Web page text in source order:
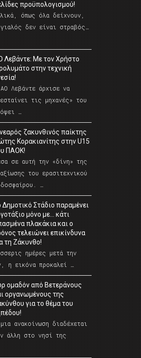
προϋπολογισμού!
όπως όλα δείχνουν,
δεν είναι στραβός…
Λεβάντε: Με τον Χρήστο
στην τεχνική
Λεβάντε άρχισε να
τις μηχανές» του
…
ζακυνθινός παίκτης
Κορακιανίτης στην U15
ΠΑΟΚ!
σε αυτή την «δίνη» της
του ερασιτεχνικού
…
Δημοτικό Στάδιο παραμένει
μόνο με… κάτι
πλακάκια και ο
τελειώνει επικίνδυνα
τη Ζάκυνθο!
ημέρες μετά την
η εικόνα προκαλεί …
ομαδόν από Βετεράνους
οργανωμένους της
για το θέμα του
ανακοίνωση διαδέχεται
άλλη στο νησί της